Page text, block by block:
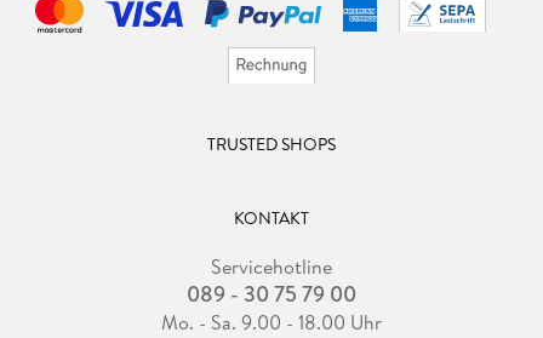
TRUSTED SHOPS
KONTAKT
Servicehotline
089 - 30 75 79 00
Mo. - Sa. 9.00 - 18.00 Uhr